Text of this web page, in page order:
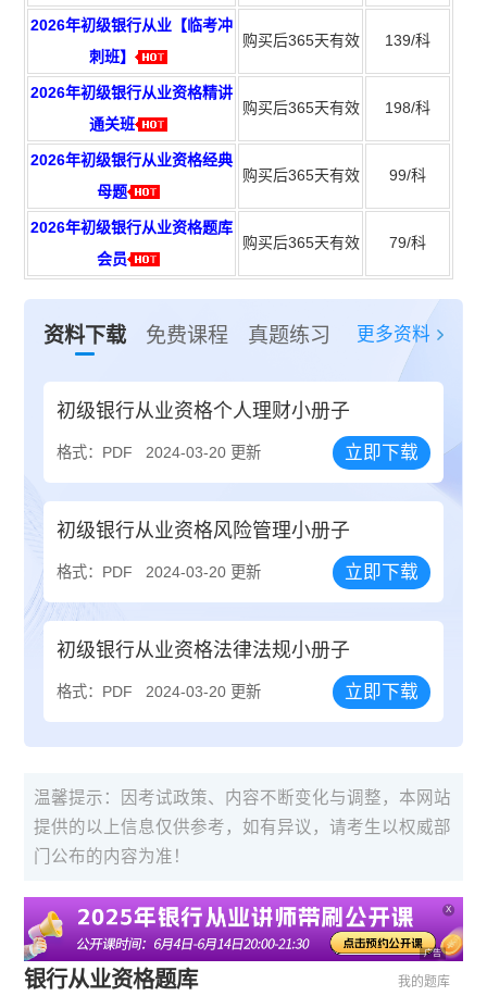
2026年初级银行从业【临考冲
刺班】
购买后365天有效 139/科
2026年初级银行从业资格精讲
通关班
购买后365天有效 198/科
2026年初级银行从业资格经典
母题
购买后365天有效 99/科
2026年初级银行从业资格题库
会员
购买后365天有效 79/科
资料下载 免费课程 真题练习 更多资料
初级银行从业资格个人理财小册子
格式：PDF 2024-03-20 更新 立即下载
初级银行从业资格风险管理小册子
格式：PDF 2024-03-20 更新 立即下载
初级银行从业资格法律法规小册子
格式：PDF 2024-03-20 更新 立即下载
温馨提示：因考试政策、内容不断变化与调整，本网站
提供的以上信息仅供参考，如有异议，请考生以权威部
门公布的内容为准！
X
广告
银行从业资格题库 我的题库